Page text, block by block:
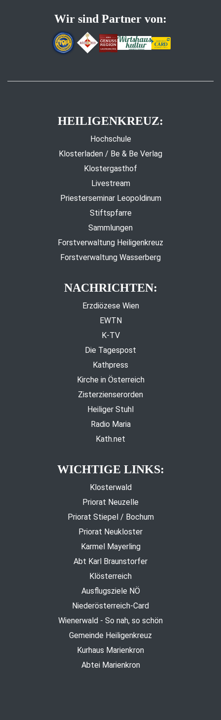
Wir sind Partner von:
HEILIGENKREUZ:
Hochschule
Klosterladen / Be & Be Verlag
Klostergasthof
Livestream
Priesterseminar Leopoldinum
Stiftspfarre
Sammlungen
Forstverwaltung Heiligenkreuz
Forstverwaltung Wasserberg
NACHRICHTEN:
Erzdiözese Wien
EWTN
K-TV
Die Tagespost
Kathpress
Kirche in Österreich
Zisterzienserorden
Heiliger Stuhl
Radio Maria
Kath.net
WICHTIGE LINKS:
Klosterwald
Priorat Neuzelle
Priorat Stiepel / Bochum
Priorat Neukloster
Karmel Mayerling
Abt Karl Braunstorfer
Klösterreich
Ausflugsziele NÖ
Niederösterreich-Card
Wienerwald - So nah, so schön
Gemeinde Heiligenkreuz
Kurhaus Marienkron
Abtei Marienkron